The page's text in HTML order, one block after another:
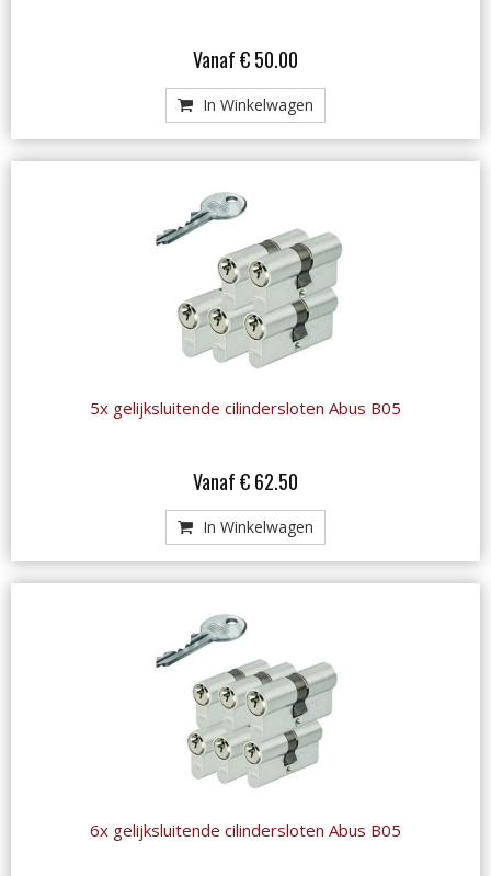
Vanaf € 50.00
In Winkelwagen
5x gelijksluitende cilindersloten Abus B05
Vanaf € 62.50
In Winkelwagen
6x gelijksluitende cilindersloten Abus B05